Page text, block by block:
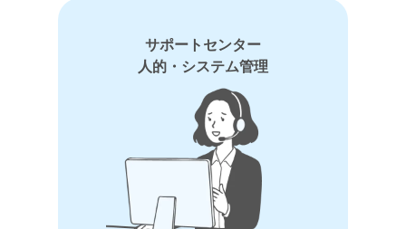
サポートセンター
人的・システム管理